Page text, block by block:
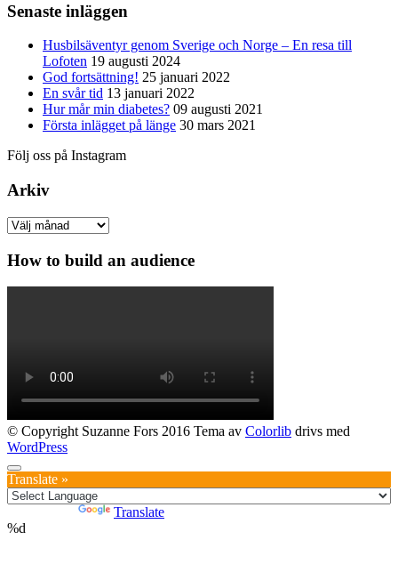
Senaste inläggen
Husbilsäventyr genom Sverige och Norge – En resa till
Lofoten 19 augusti 2024
God fortsättning! 25 januari 2022
En svår tid 13 januari 2022
Hur mår min diabetes? 09 augusti 2021
Första inlägget på länge 30 mars 2021
Följ oss på Instagram
Arkiv
Arkiv
How to build an audience
© Copyright Suzanne Fors 2016 Tema av Colorlib drivs med
WordPress
Translate »
Translate
%d